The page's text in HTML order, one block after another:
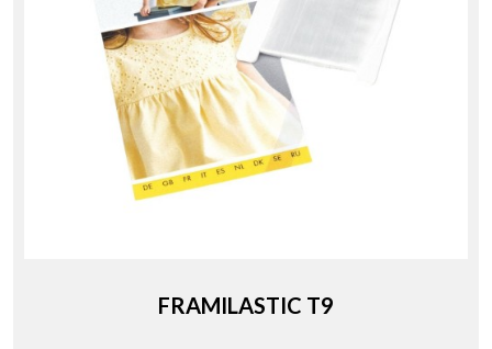
FRAMILASTIC T9